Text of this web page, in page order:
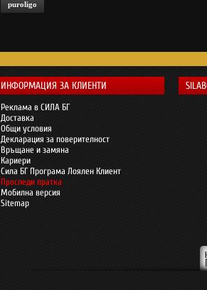
puroligo
ИНФОРМАЦИЯ ЗА КЛИЕНТИ
Реклама в СИЛА БГ
Доставка
Общи условия
Декларация за поверителност
Връщане и замяна
Кариери
Сила БГ Програма Лоялен Клиент
Проследи пратка
Мобилна версия
Sitemap